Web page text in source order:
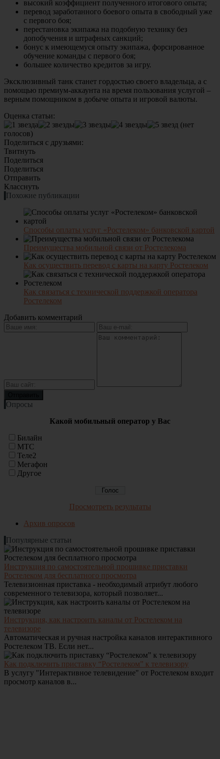
высокий коэффициент полученного итогового опыта;
перевод заработанного боевого опыта в свободный уже
с первого боя;
перестановка экипажа на подобную технику без
допобучения и штрафных санкций;
бонус к имеющемуся опыту экипажа, форсированное
обучение команды с первого боя;
большее количество кредитов за игру.
Эксклюзивный танк станет гордостью своего владельца, а с
помощью премиум-аккаунта на время пользования услугой –
верным помощником в добыче опыта и игровой валюты.
Оценка статьи:
(нет
голосов)
Поделиться с друзьями:
Твитнуть
Поделиться
Поделиться
Отправить
Класснуть
Похожие публикации
Способы оплаты услуг «Ростелеком» банковской картой
Преимущества мобильной связи от Ростелекома
Как осуществить перевод с карты на карту Ростелеком
Как связаться с технической поддержкой оператора
Ростелеком
Добавить комментарий
Опросы
Какой мобильный оператор у Вас
Билайн
МТС
Теле2
Мегафон
Другое
Просмотреть результаты
Архив опросов
Популярные статьи
Инструкция по самостоятельной прошивке приставки
Ростелеком для бесплатного просмотра
Телевизионная приставка - необходимый атрибут любого
современного телевизора, который позволяет...
Инструкция, как настроить каналы от Ростелеком на
телевизоре
Автоматическая и ручная настройка каналов интерактивного
Ростелеком ТВ. Если нет...
Как подключить приставку “Ростелеком” к телевизору
В услугу "Интерактивное телевидение" от Ростелеком входит
просмотр каналов в...